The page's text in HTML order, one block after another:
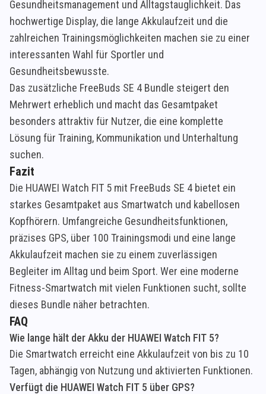
Gesundheitsmanagement und Alltagstauglichkeit. Das
hochwertige Display, die lange Akkulaufzeit und die
zahlreichen Trainingsmöglichkeiten machen sie zu einer
interessanten Wahl für Sportler und
Gesundheitsbewusste.
Das zusätzliche FreeBuds SE 4 Bundle steigert den
Mehrwert erheblich und macht das Gesamtpaket
besonders attraktiv für Nutzer, die eine komplette
Lösung für Training, Kommunikation und Unterhaltung
suchen.
Fazit
Die HUAWEI Watch FIT 5 mit FreeBuds SE 4 bietet ein
starkes Gesamtpaket aus Smartwatch und kabellosen
Kopfhörern. Umfangreiche Gesundheitsfunktionen,
präzises GPS, über 100 Trainingsmodi und eine lange
Akkulaufzeit machen sie zu einem zuverlässigen
Begleiter im Alltag und beim Sport. Wer eine moderne
Fitness-Smartwatch mit vielen Funktionen sucht, sollte
dieses Bundle näher betrachten.
FAQ
Wie lange hält der Akku der HUAWEI Watch FIT 5?
Die Smartwatch erreicht eine Akkulaufzeit von bis zu 10
Tagen, abhängig von Nutzung und aktivierten Funktionen.
Verfügt die HUAWEI Watch FIT 5 über GPS?